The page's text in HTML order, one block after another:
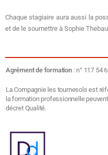
Chaque stagiaire aura aussi la
et de le soumettre à Sophie
Agrément de formation: n° 117 54
La Compagnie les tournesols est
la formation professionnelle
décret Qualité.